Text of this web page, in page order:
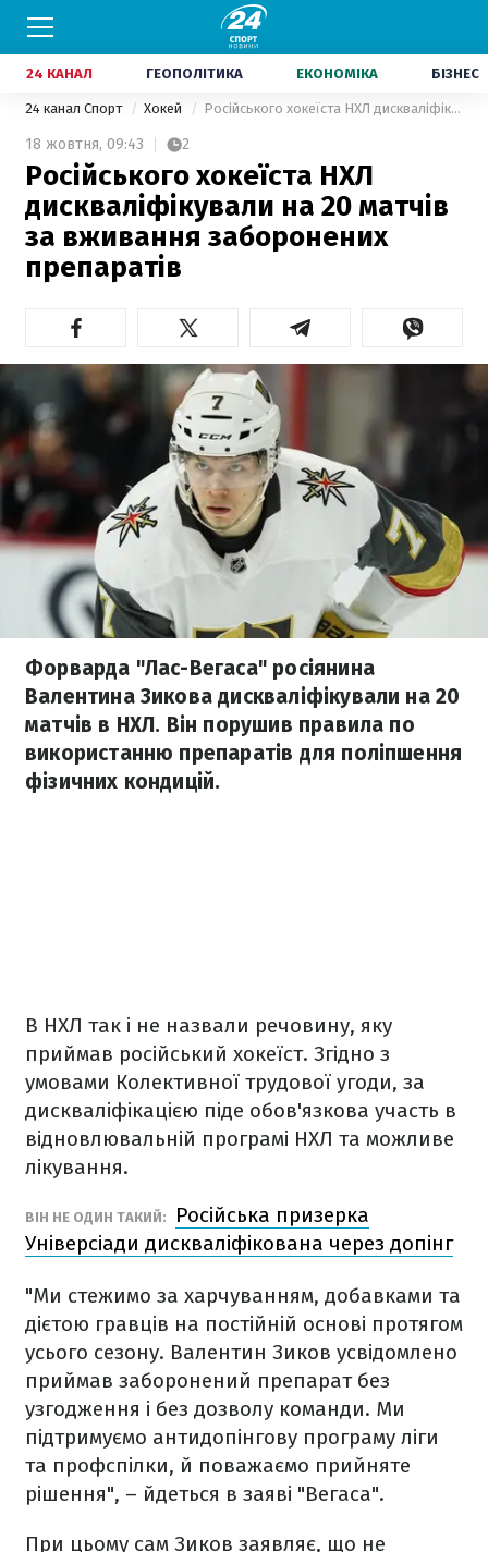
24 КАНАЛ ГЕОПОЛІТИКА ЕКОНОМІКА БІЗНЕС
24 канал Спорт Хокей Російського хокеїста НХЛ дискваліфікували на 20 матчів за вживання заборонених препаратів
18 жовтня, 09:43 2
Російського хокеїста НХЛ
дискваліфікували на 20 матчів
за вживання заборонених
препаратів
Форварда "Лас-Вегаса" росіянина
Валентина Зикова дискваліфікували на 20
матчів в НХЛ. Він порушив правила по
використанню препаратів для поліпшення
фізичних кондицій.
В НХЛ так і не назвали речовину, яку
приймав російський хокеїст. Згідно з
умовами Колективної трудової угоди, за
дискваліфікацією піде обов'язкова участь в
відновлювальній програмі НХЛ та можливе
лікування.
ВІН НЕ ОДИН ТАКИЙ:
Російська призерка
Універсіади дискваліфікована через допінг
"Ми стежимо за харчуванням, добавками та
дієтою гравців на постійній основі протягом
усього сезону. Валентин Зиков усвідомлено
приймав заборонений препарат без
узгодження і без дозволу команди. Ми
підтримуємо антидопінгову програму ліги
та профспілки, й поважаємо прийняте
рішення", – йдеться в заяві "Вегаса".
При цьому сам Зиков заявляє, що не